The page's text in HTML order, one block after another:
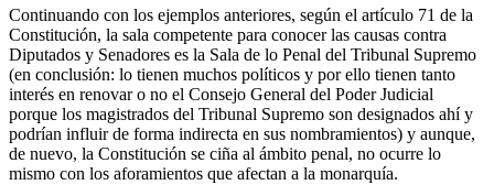
Continuando con los ejemplos anteriores, según el artículo 71 de la
Constitución, la sala competente para conocer las causas contra
Diputados y Senadores es la Sala de lo Penal del Tribunal Supremo
(en conclusión: lo tienen muchos políticos y por ello tienen tanto
interés en renovar o no el Consejo General del Poder Judicial
porque los magistrados del Tribunal Supremo son designados ahí y
podrían influir de forma indirecta en sus nombramientos) y aunque,
de nuevo, la Constitución se ciña al ámbito penal, no ocurre lo
mismo con los aforamientos que afectan a la monarquía.